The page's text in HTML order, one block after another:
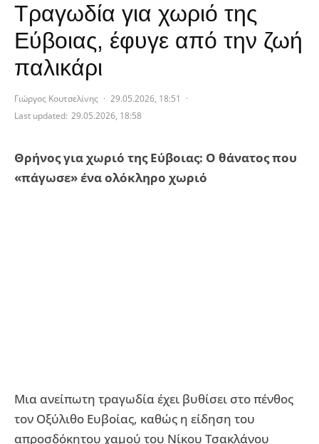
Τραγωδία για χωριό της
Εύβοιας, έφυγε από την ζωή
παλικάρι
Γιώργος Κουτσελίνης · 29.05.2026, 18:51 ·
Last updated: 29.05.2026, 18:58
Θρήνος για χωριό της Εύβοιας: Ο θάνατος που
«πάγωσε» ένα ολόκληρο χωριό
Μια ανείπωτη τραγωδία έχει βυθίσει στο πένθος
τον Οξύλιθο Ευβοίας, καθώς η είδηση του
απροσδόκητου χαμού του Νίκου Τσακλάνου